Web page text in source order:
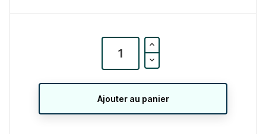
Ajouter au panier